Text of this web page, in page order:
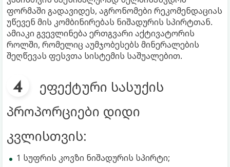
ფორმაში გადავიდეს, აგრონომები რეკომენდაციას
უწევენ მის კომბინირებას ნიშადურის სპირტთან.
ამიაკი გვევლინება ერთგვარი აქტივატორის
როლში, რომელიც აუმჯობესებს მინერალების
შეღწევას ფესვთა სისტემის საშუალებით.
ეფექტური სასუქის
პროპორციები დიდი
კვლისთვის:
1 სუფრის კოვზი ნიშადურის სპირტი;